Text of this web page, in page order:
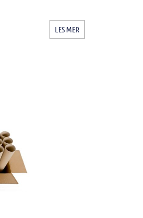
LES MER